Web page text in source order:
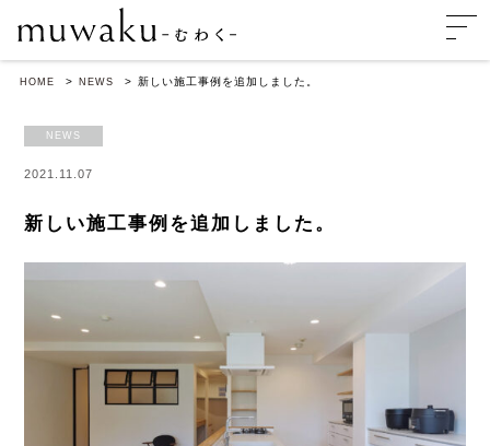
HOME NEWS 新しい施工事例を追加しました。
NEWS
2021.11.07
新しい施工事例を追加しました。